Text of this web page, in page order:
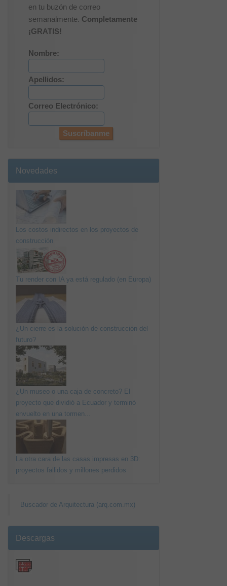
en tu buzón de correo
semanalmente. Completamente
¡GRATIS!
Nombre:
Apellidos:
Correo Electrónico:
Novedades
Los costos indirectos en los proyectos de
construcción
Tu render con IA ya está regulado (en Europa)
¿Un cierre es la solución de construcción del
futuro?
¿Un museo o una caja de concreto? El
proyecto que dividió a Ecuador y terminó
envuelto en una tormen...
La otra cara de las casas impresas en 3D:
proyectos fallidos y millones perdidos
Buscador de Arquitectura (arq.com.mx)
Descargas